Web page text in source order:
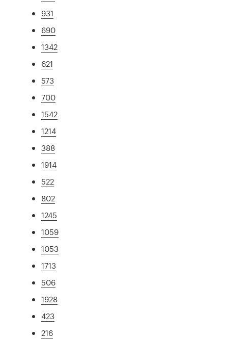
931
690
1342
621
573
700
1542
1214
388
1914
522
802
1245
1059
1053
1713
506
1928
423
216